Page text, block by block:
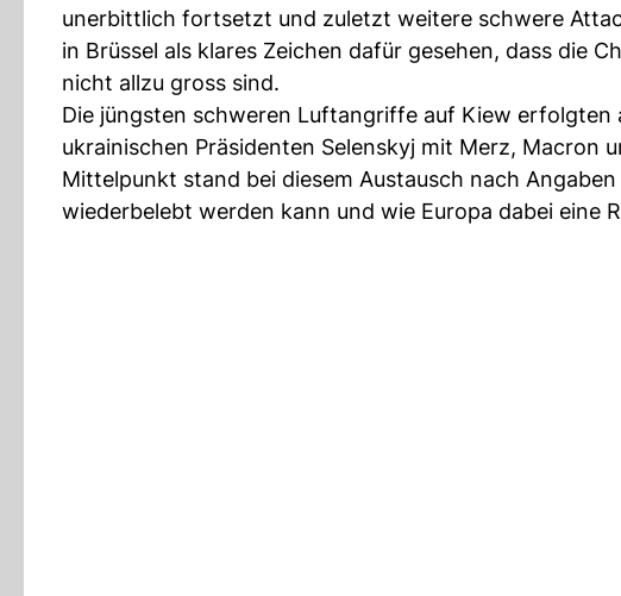
unerbittlich fortsetzt und zuletzt weitere schwere
in Brüssel als klares Zeichen dafür gesehen, dass die
nicht allzu gross sind.
Die jüngsten schweren Luftangriffe auf Kiew erfolgten
ukrainischen Präsidenten Selenskyj mit Merz, Macron
Mittelpunkt stand bei diesem Austausch nach
wiederbelebt werden kann und wie Europa dabei eine